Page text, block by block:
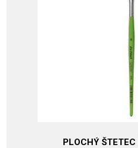
PLOCHÝ